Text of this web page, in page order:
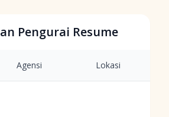
Pengurai Resume
Agensi Lokasi